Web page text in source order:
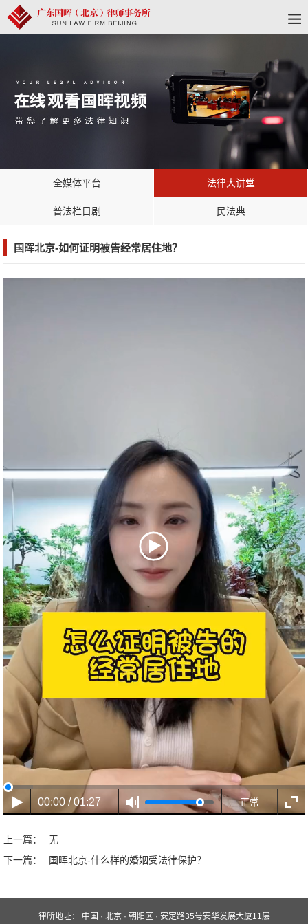
全媒体平台 法律大讲堂
普法栏目剧 民法典
国晖北京-如何证明被告经常居住地？
00:00 / 01:27 正常
上一篇：
无
下一篇：
国晖北京-什么样的婚姻受法律保护？
律所地址： 中国 · 北京 · 朝阳区 · 安定路35号安华发展大厦11层